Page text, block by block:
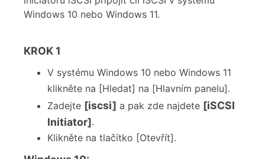
Windows 10 nebo Windows 11.
KROK 1
V systému Windows 10 nebo Windows 11
klikněte na [Hledat] na [Hlavním panelu].
Zadejte [iscsi] a pak zde najdete [iSCSI
Initiator].
Klikněte na tlačítko [Otevřít].